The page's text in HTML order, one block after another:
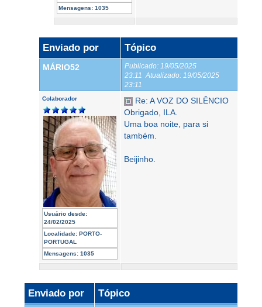
Mensagens: 1035
Enviado por Tópico
MÁRIO52 Publicado: 19/05/2025
23:11 Atualizado: 19/05/2025
23:11
Colaborador
Usuário desde:
24/02/2025
Localidade: PORTO-
PORTUGAL
Mensagens: 1035
Re: A VOZ DO SILÊNCIO
Obrigado, ILA.
Uma boa noite, para si
também.
Beijinho.
Enviado por Tópico